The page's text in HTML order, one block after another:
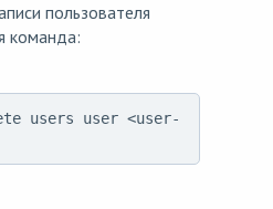
пользователя
команда:
users user <user-